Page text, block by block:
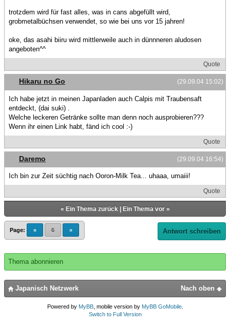
trotzdem wird für fast alles, was in cans abgefüllt wird,
grobmetalbüchsen verwendet, so wie bei uns vor 15 jahren!
oke, das asahi biiru wird mittlerweile auch in dünnneren aludosen
angeboten^^
Quote
(29.09.04 15:02)
Hikaru no Go
Ich habe jetzt in meinen Japanladen auch Calpis mit Traubensaft
entdeckt, (dai suki) .
Welche leckeren Getränke sollte man denn noch ausprobieren???
Wenn ihr einen Link habt, fänd ich cool :-)
Quote
(29.09.04 16:54)
Daremo
Ich bin zur Zeit süchtig nach Ooron-Milk Tea... uhaaa, umaiii!
Quote
« Ein Thema zurück| Ein Thema vor»
Page: « 6 » Antwort schreiben
Thema abonnieren
Nach oben
Japanisch Netzwerk
Powered by MyBB, mobile version by MyBB GoMobile.
Switch to Full Version